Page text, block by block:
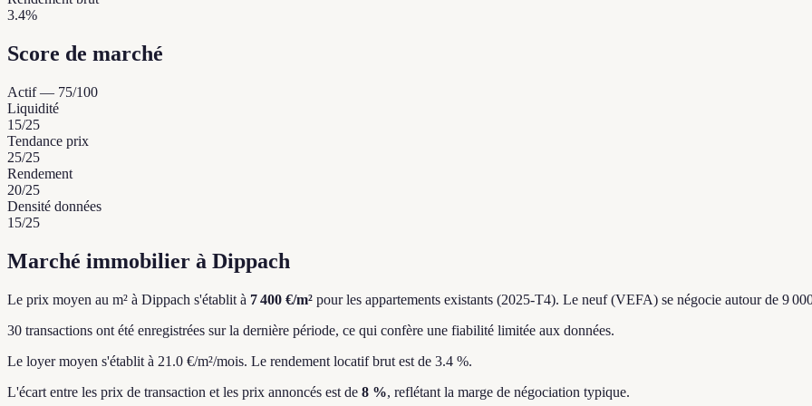
3.4%
Score de marché
Actif— 75/100
Liquidité
15/25
Tendance prix
25/25
Rendement
20/25
Densité données
15/25
Marché immobilier à Dippach
Le prix moyen au m² à Dippach s'établit à 7 400 €/m² pour les appartements existants (2025-T4). Le neuf (VEFA) se négocie autour de 9
30 transactions ont été enregistrées sur la dernière période, ce qui confère une fiabilité limitée aux données.
Le loyer moyen s'établit à 21.0 €/m²/mois. Le rendement locatif brut est de 3.4 %.
L'écart entre les prix de transaction et les prix annoncés est de 8 %, reflétant la marge de négociation typique.